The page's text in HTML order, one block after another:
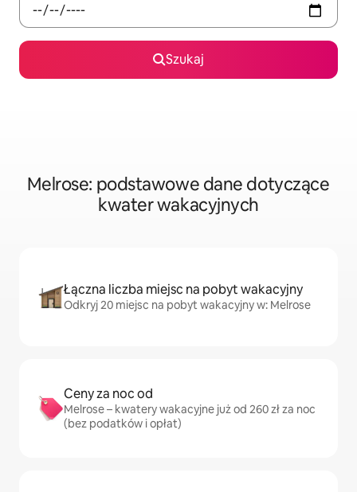
Szukaj
Melrose: podstawowe dane dotyczące
kwater wakacyjnych
Łączna liczba miejsc na pobyt wakacyjny
Odkryj 20 miejsc na pobyt wakacyjny w: Melrose
Ceny za noc od
Melrose – kwatery wakacyjne już od 260 zł za noc
(bez podatków i opłat)